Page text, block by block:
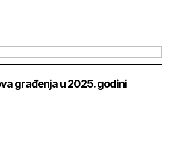
građenja u 2025. godini